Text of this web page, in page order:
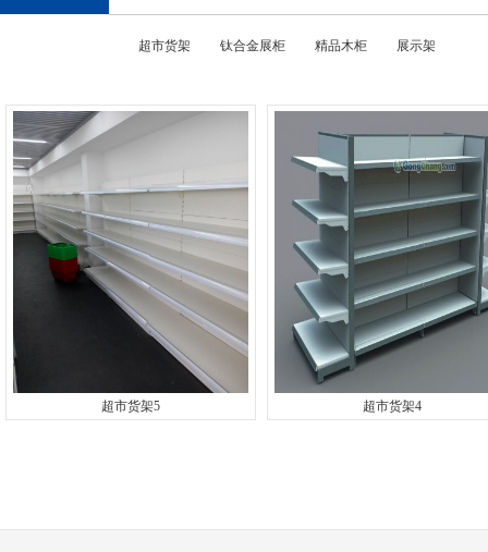
超市货架 钛合金展柜 精品木柜 展示架
超市货架5 超市货架4